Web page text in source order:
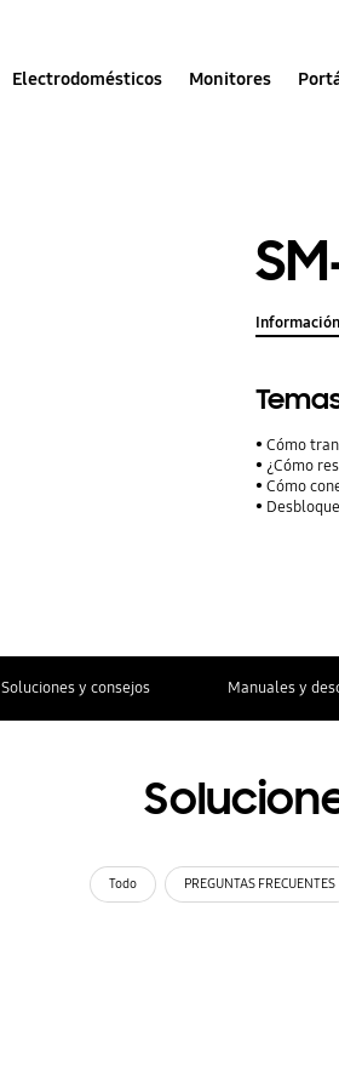
Electrodomésticos Monitores
Cómo
¿Cómo
Cómo
Soluciones y consejos Manuales y
Todo PREGUNTAS FRECUENTES